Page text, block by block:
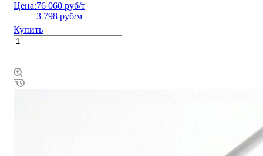
Цена:76 060 руб/т
3 798 руб/м
Купить